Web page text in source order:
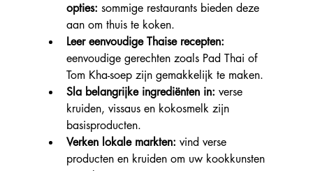
opties: sommige restaurants bieden deze
aan om thuis te koken.
Leer eenvoudige Thaise recepten:
eenvoudige gerechten zoals Pad Thai of
Tom Kha-soep zijn gemakkelijk te maken.
Sla belangrijke ingrediënten in: verse
kruiden, vissaus en kokosmelk zijn
basisproducten.
Verken lokale markten: vind verse
producten en kruiden om uw kookkunsten